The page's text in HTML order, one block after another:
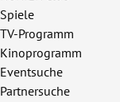
Spiele
TV-Programm
Kinoprogramm
Eventsuche
Partnersuche